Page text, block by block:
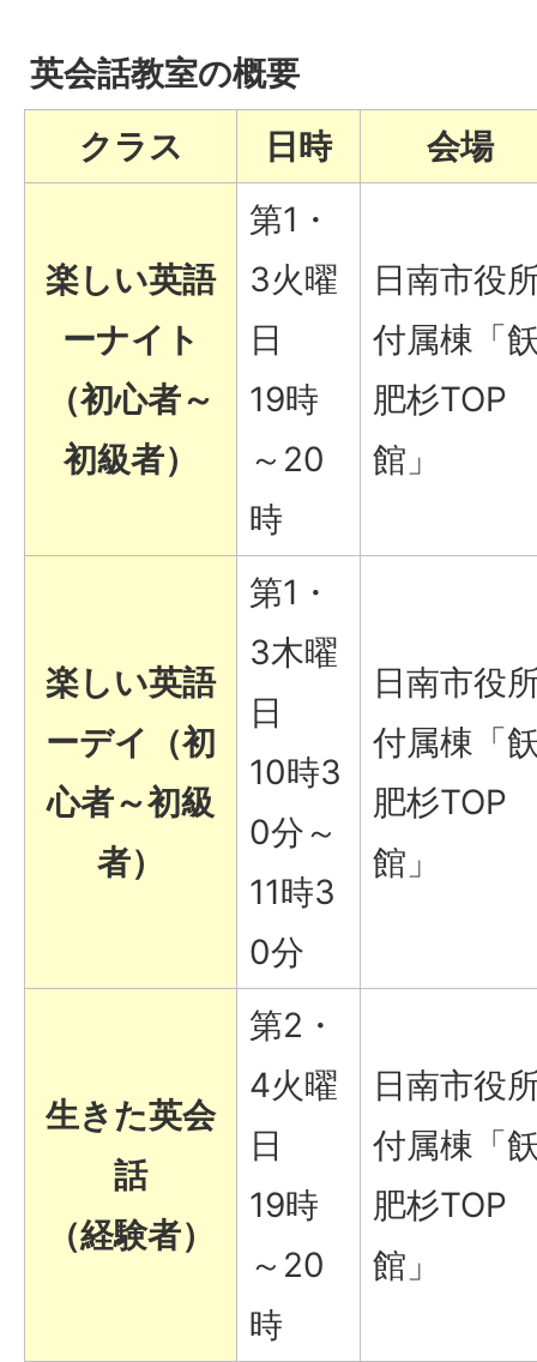
英会話教室の概要
クラス
日時 会場
楽しい英語
ーナイト
（初心者～
初級者）
第1・
3火曜
日
19時
～20
時
日南市役
付属棟「
肥杉TOP
館」
楽しい英語
ーデイ（初
心者～初級
者）
第1・
3木曜
日
10時3
0分～
11時3
0分
日南市役
付属棟「
肥杉TOP
館」
生きた英会
話
（経験者）
第2・
4火曜
日
19時
～20
時
日南市役
付属棟「
肥杉TOP
館」